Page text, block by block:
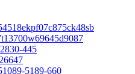
445
5189-660